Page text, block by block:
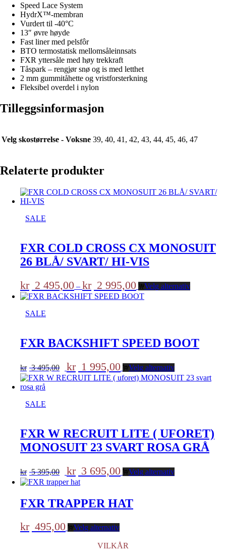
Speed Lace System
HydrX™-membran
Vurdert til -40°C
13″ øvre høyde
Fast liner med pelsfôr
BTO termostatisk mellomsåleinnsats
FXR yttersåle med høy trekkraft
Tåspark – rengjør snø og is med letthet
2 mm gummitåhette og vristforsterkning
Fleksibel overdel i nylon
Tilleggsinformasjon
Velg skostørrelse - Voksne 39, 40, 41, 42, 43, 44, 45, 46, 47
Relaterte produkter
SALE
FXR COLD CROSS CX MONOSUIT
26 BLÅ/ SVART/ HI-VIS
kr 2 495,00 – kr 2 995,00 Prisområde:
kr 2
495,00
Velg alternativ
SALE
FXR BACKSHIFT SPEED BOOT
kr 3 495,00
Opprinnelig
pris
var:
kr 1 995,00 Nåværende
pris
er:
Velg alternativ
SALE
FXR W RECRUIT LITE ( UFORET)
MONOSUIT 23 SVART ROSA GRÅ
kr 5 395,00
Opprinnelig
pris
var:
395,00.
kr 3 695,00 Nåværende
pris
695,00.
Velg alternativ
FXR TRAPPER HAT
kr 495,00 Velg alternativ
VILKÅR